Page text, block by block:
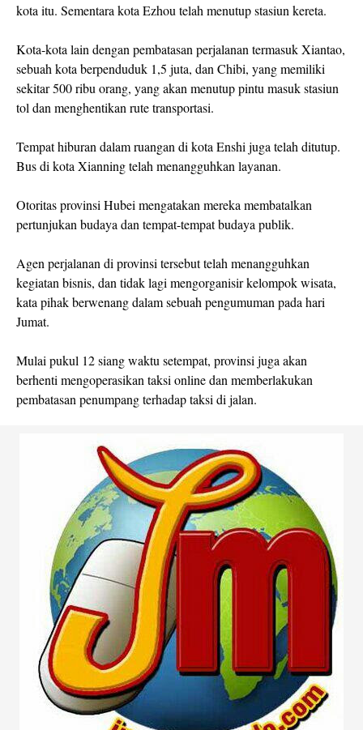
kota itu. Sementara kota Ezhou telah menutup stasiun kereta.
Kota-kota lain dengan pembatasan perjalanan termasuk Xiantao,
sebuah kota berpenduduk 1,5 juta, dan Chibi, yang memiliki
sekitar 500 ribu orang, yang akan menutup pintu masuk stasiun
tol dan menghentikan rute transportasi.
Tempat hiburan dalam ruangan di kota Enshi juga telah ditutup.
Bus di kota Xianning telah menangguhkan layanan.
Otoritas provinsi Hubei mengatakan mereka membatalkan
pertunjukan budaya dan tempat-tempat budaya publik.
Agen perjalanan di provinsi tersebut telah menangguhkan
kegiatan bisnis, dan tidak lagi mengorganisir kelompok wisata,
kata pihak berwenang dalam sebuah pengumuman pada hari
Jumat.
Mulai pukul 12 siang waktu setempat, provinsi juga akan
berhenti mengoperasikan taksi online dan memberlakukan
pembatasan penumpang terhadap taksi di jalan.